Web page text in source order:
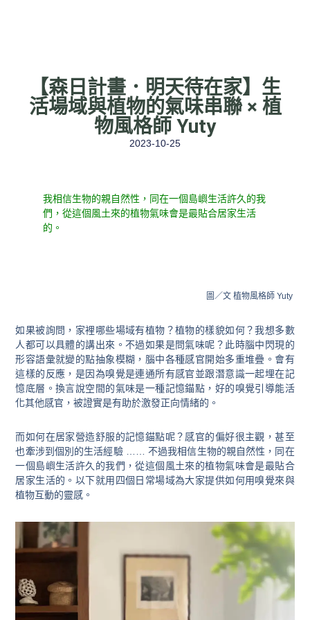
【森⽇計畫．明天待在家】生
活場域與植物的氣味串聯 × 植
物風格師 Yuty
2023-10-25
我相信生物的親自然性，同在一個島嶼生活許久的我
們，從這個風土來的植物氣味會是最貼合居家生活
的。
圖／文 植物風格師 Yuty
如果被詢問，家裡哪些場域有植物？植物的樣貌如何？我想多數
人都可以具體的講出來。不過如果是問氣味呢？此時腦中閃現的
形容語彙就變的點抽象模糊，腦中各種感官開始多重堆疊。 會有
這樣的反應，是因為嗅覺是連通所有感官並跟潛意識一起埋在記
憶底層。換言說空間的氣味是一種記憶錨點，好的嗅覺引導能活
化其他感官，被證實是有助於激發正向情緒的 。
而如何在居家營造舒服的記憶錨點呢？感官的偏好很主觀，甚至
也牽涉到個別的生活經驗 …… 不過我相信生物的親自然性，同在
一個島嶼生活許久的我們，從這個風土來的植物氣味會是最貼合
居家生活的。以下就用四個日常場域為大家提供如何用嗅覺來與
植物互動的靈感。